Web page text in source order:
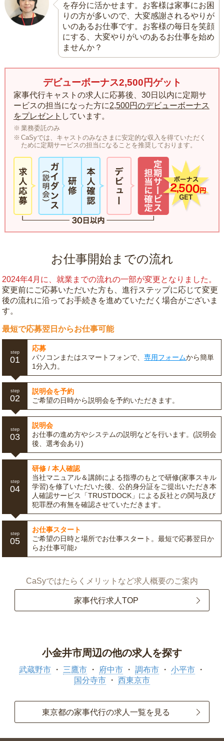
を存分に活かせます。お客様は家事にお困
りの方が多いので、大変感謝されるやりが
いのあるお仕事です。お客様の毎日を笑顔
にする、大変やりがいのあるお仕事を始め
ませんか？
デビューボーナス2,500円ゲット
家事代行キャストの求人に応募後、30日以内に定期サ
ービスの担当になった方に2,500円のデビューボーナス
をプレゼント しています。
業務委託のみ
CaSyでは、キャストのみなさまに安定的な収入を得ていただく
ために定期サービスの担当になることを推奨しております。
お仕事開始までの流れ
2024年4月に、就業までの流れの一部が変更となりました。
変更前にご応募いただいた方も、進行ステップに応じて変更
後の流れに沿ってお手続きを進めていただく場合がございま
す。
最短で応募翌日からお仕事可能
step
01
応募
パソコンまたはスマートフォンで、専用フォームから簡単
1分入力。
step
02
説明会を予約
ご希望の日時から説明会を予約いただきます。
step
03
説明会
お仕事の進め方やシステムの説明などを行います。(説明会
後、選考会あり)
step
04
研修 / 本人確認
当社マニュアル＆講師による指導のもとで研修(家事スキル
学習)を修了いただいた後、公的身分証をご提出いただき本
人確認サービス「TRUSTDOCK」による反社との関与及び
犯罪歴の有無を確認させていただきます。
step
05
お仕事スタート
ご希望の日時と場所でお仕事スタート。最短で応募翌日か
らお仕事可能♪
CaSyではたらくメリットなど求人概要のご案内
家事代行求人TOP
小金井市周辺の他の求人を探す
武蔵野市 三鷹市 府中市 調布市
小平市
国分寺市
西東京市
東京都の家事代行の求人一覧を見る